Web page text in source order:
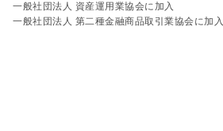
一般社団法人 資産運用業協会に加入
一般社団法人 第二種金融商品取引業協会に加入